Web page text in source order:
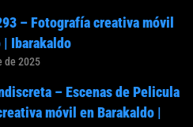
– Fotografía creativa móvil
| Ibarakaldo
de 2025
– Escenas de Pelicula
móvil en Barakaldo |